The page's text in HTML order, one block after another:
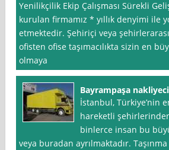
Yenilikçilik Ekip Çalışması Sürekli
kurulan firmamız * yıllık denyimi ile
etmektedir. Şehiriçi veya
ofisten ofise taşımacılıkta sizin en
olmaya
Bayrampaşa nakliyeci
İstanbul, Türkiye’nin
hareketli
binlerce insan bu
veya buradan ayrılmaktadır.